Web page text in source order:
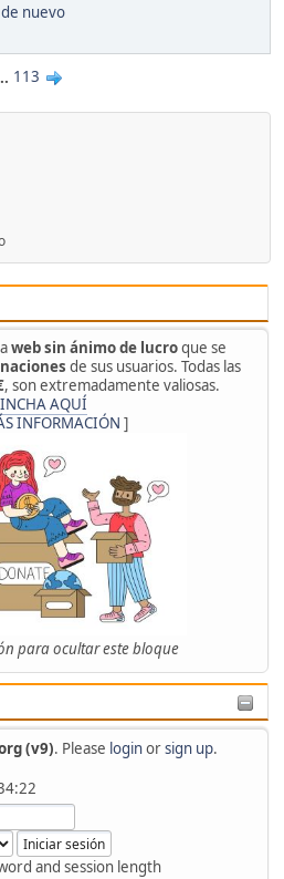
web sin ánimo de lucroque se
de sus usuarios. Todas las
, son extremadamente valiosas.
AQUÍ
INFORMACIÓN ]
para ocultar este bloque
(v9). Please loginorsign up.
and session length
nuevo
113